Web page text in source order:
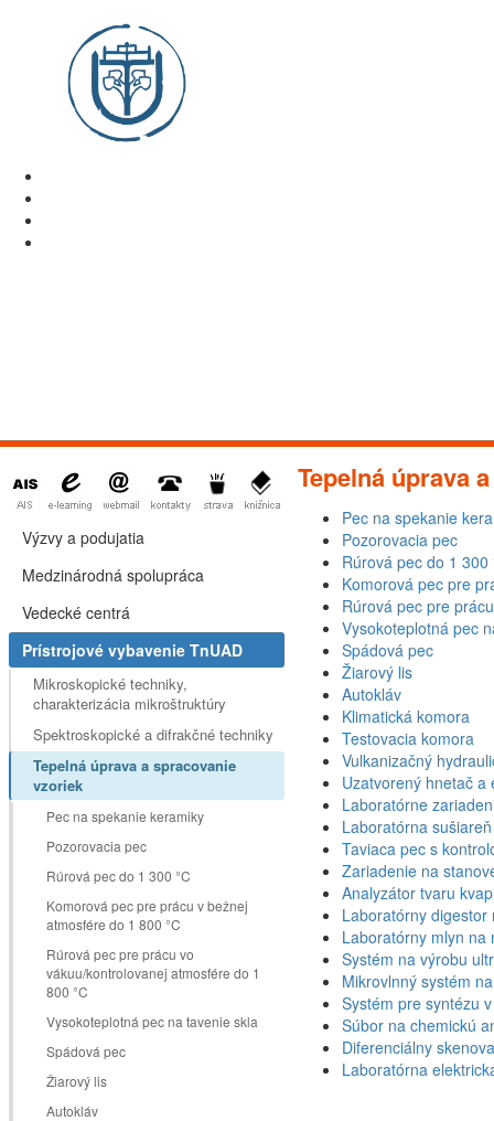
Tepelná úprava
Pec na spekanie
Pozorovacia pec
Rúrová pec do 1 300
Komorová pec pre
Rúrová pec pre
Vysokoteplotná pec
Spádová pec
Žiarový lis
Autokláv
Klimatická komora
Testovacia komora
Vulkanizačný
Uzatvorený hnetač
Laboratórne
Laboratórna sušiareň
Taviaca pec s
Zariadenie na
Analyzátor tvaru
Laboratórny
Laboratórny mlyn na
Systém na výrobu
Mikrovlnný systém
Systém pre syntézu
Súbor na chemickú
Diferenciálny
Laboratórna
Výzvy a podujatia
Medzinárodná spolupráca
Vedecké centrá
Prístrojové vybavenie TnUAD
Mikroskopické techniky,
charakterizácia mikroštruktúry
Spektroskopické a difrakčné techniky
Tepelná úprava a spracovanie
vzoriek
Pec na spekanie keramiky
Pozorovacia pec
Rúrová pec do 1 300 °C
Komorová pec pre prácu v bežnej
atmosfére do 1 800 °C
Rúrová pec pre prácu vo
vákuu/kontrolovanej atmosfére do 1
800 °C
Vysokoteplotná pec na tavenie skla
Spádová pec
Žiarový lis
Autokláv